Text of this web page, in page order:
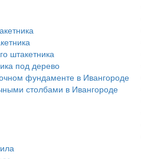
штакетника
под дерево
фундаменте в Ивангороде
столбами в Ивангороде